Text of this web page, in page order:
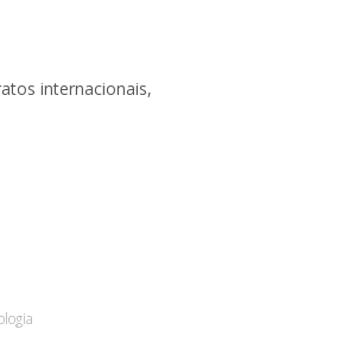
internacionais,